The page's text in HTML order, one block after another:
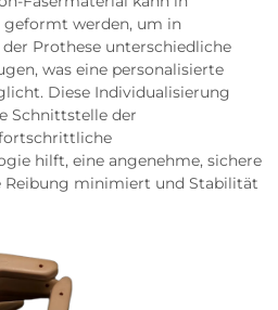
werden, um in
Prothese unterschiedliche
was eine personalisierte
Diese Individualisierung
Schnittstelle der
hilft, eine angenehme, sichere
Reibung minimiert und Stabilität